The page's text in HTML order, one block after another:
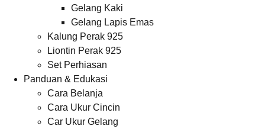
Gelang Kaki
Gelang Lapis Emas
Kalung Perak 925
Liontin Perak 925
Set Perhiasan
Panduan & Edukasi
Cara Belanja
Cara Ukur Cincin
Car Ukur Gelang